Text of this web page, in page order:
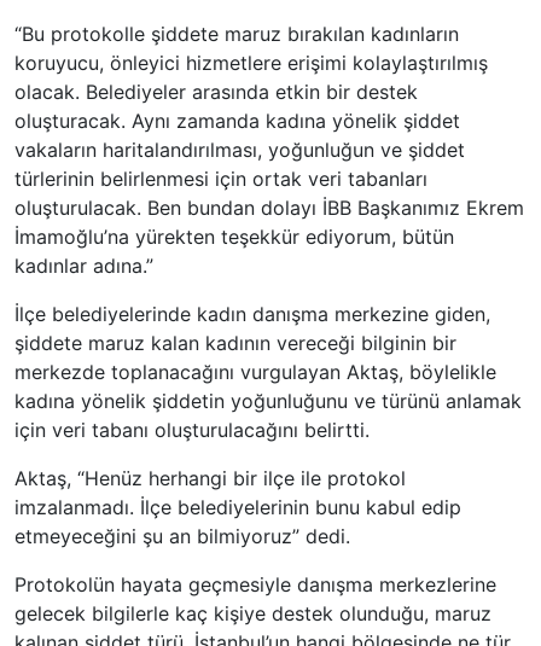
“Bu protokolle şiddete maruz bırakılan kadınların
koruyucu, önleyici hizmetlere erişimi kolaylaştırılmış
olacak. Belediyeler arasında etkin bir destek
oluşturacak. Aynı zamanda kadına yönelik şiddet
vakaların haritalandırılması, yoğunluğun ve şiddet
türlerinin belirlenmesi için ortak veri tabanları
oluşturulacak. Ben bundan dolayı İBB Başkanımız Ekrem
İmamoğlu’na yürekten teşekkür ediyorum, bütün
kadınlar adına.”
İlçe belediyelerinde kadın danışma merkezine giden,
şiddete maruz kalan kadının vereceği bilginin bir
merkezde toplanacağını vurgulayan Aktaş, böylelikle
kadına yönelik şiddetin yoğunluğunu ve türünü anlamak
için veri tabanı oluşturulacağını belirtti.
Aktaş, “Henüz herhangi bir ilçe ile protokol
imzalanmadı. İlçe belediyelerinin bunu kabul edip
etmeyeceğini şu an bilmiyoruz” dedi.
Protokolün hayata geçmesiyle danışma merkezlerine
gelecek bilgilerle kaç kişiye destek olunduğu, maruz